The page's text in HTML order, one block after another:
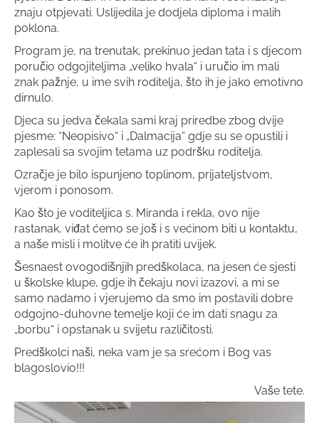
znaju otpjevati. Uslijedila je dodjela diploma i malih
poklona.
Program je, na trenutak, prekinuo jedan tata i s djecom
poručio odgojiteljima „veliko hvala“ i uručio im mali
znak pažnje, u ime svih roditelja, što ih je jako emotivno
dirnulo.
Djeca su jedva čekala sami kraj priredbe zbog dvije
pjesme: “Neopisivo“ i „Dalmacija“ gdje su se opustili i
zaplesali sa svojim tetama uz podršku roditelja.
Ozračje je bilo ispunjeno toplinom, prijateljstvom,
vjerom i ponosom.
Kao što je voditeljica s. Miranda i rekla, ovo nije
rastanak, viđat ćemo se još i s većinom biti u kontaktu,
a naše misli i molitve će ih pratiti uvijek.
Šesnaest ovogodišnjih predškolaca, na jesen će sjesti
u školske klupe, gdje ih čekaju novi izazovi, a mi se
samo nadamo i vjerujemo da smo im postavili dobre
odgojno-duhovne temelje koji će im dati snagu za
„borbu“ i opstanak u svijetu različitosti.
Predškolci naši, neka vam je sa srećom i Bog vas
blagoslovio!!!
Vaše tete.